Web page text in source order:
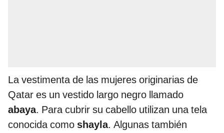
La vestimenta de las mujeres originarias de
Qatar es un vestido largo negro llamado
abaya. Para cubrir su cabello utilizan una tela
conocida como shayla. Algunas también